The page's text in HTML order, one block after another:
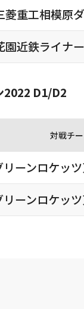
菱重工相模原
園近鉄ライナ
2022 D1/D2
対戦チ
リーンロケッ
リーンロケッ